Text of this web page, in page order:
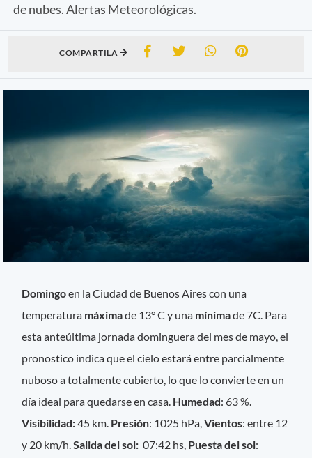
de nubes. Alertas Meteorológicas.
COMPARTILA
Domingoen la Ciudad de Buenos Aires con una
temperatura máximade 13° C y una mínimade 7C. Para
esta anteúltima jornada dominguera del mes de mayo, el
pronostico indica que el cielo estará entre parcialmente
nuboso a totalmente cubierto, lo que lo convierte en un
día ideal para quedarse en casa. Humedad: 63 %.
Visibilidad:45 km. Presión: 1025 hPa,Vientos: entre 12
y 20 km/h.Salida del sol: 07:42 hs, Puesta del sol: